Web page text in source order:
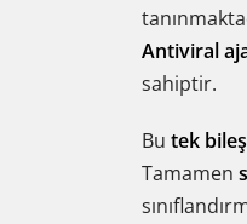
Antiviral
sahiptir.
Bu tek
Tamamen